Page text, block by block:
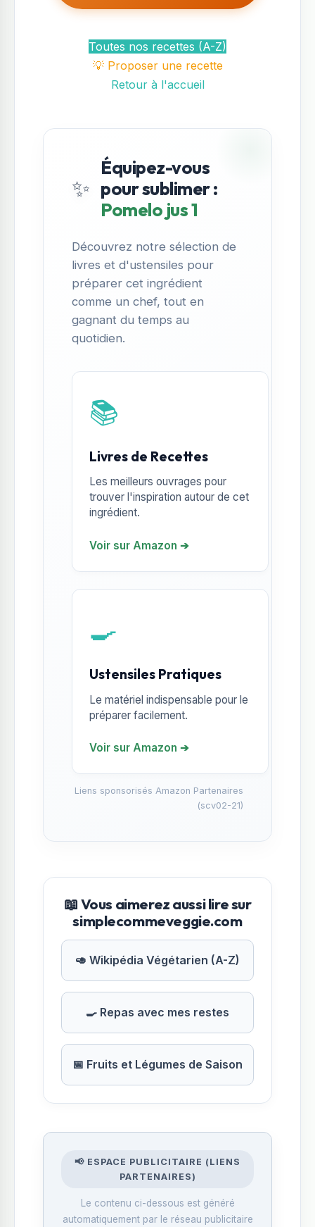
Toutes nos recettes (A-Z)
💡 Proposer une recette
Retour à l'accueil
✨
Équipez-vous
pour sublimer :
Pomelo jus 1
Découvrez notre sélection de
livres et d'ustensiles pour
préparer cet ingrédient
comme un chef, tout en
gagnant du temps au
quotidien.
📚
Livres de Recettes
Les meilleurs ouvrages pour
trouver l'inspiration autour de cet
ingrédient.
Voir sur Amazon ➔
🍳
Ustensiles Pratiques
Le matériel indispensable pour le
préparer facilement.
Voir sur Amazon ➔
Liens sponsorisés Amazon Partenaires
(scv02-21)
📖 Vous aimerez aussi lire sur
simplecommeveggie.com
🥑 Wikipédia Végétarien (A-Z)
🍳 Repas avec mes restes
📅 Fruits et Légumes de Saison
📢 ESPACE PUBLICITAIRE (LIENS
PARTENAIRES)
Le contenu ci-dessous est généré
automatiquement par le réseau publicitaire